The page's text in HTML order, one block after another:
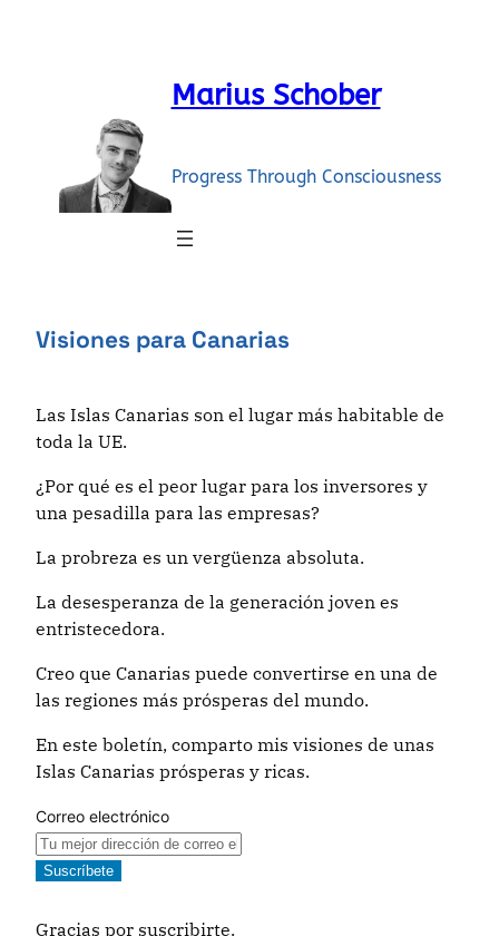
Marius Schober
Progress Through Consciousness
Visiones para Canarias
Las Islas Canarias son el lugar más habitable de
toda la UE.
¿Por qué es el peor lugar para los inversores y
una pesadilla para las empresas?
La probreza es un vergüenza absoluta.
La desesperanza de la generación joven es
entristecedora.
Creo que Canarias puede convertirse en una de
las regiones más prósperas del mundo.
En este boletín, comparto mis visiones de unas
Islas Canarias prósperas y ricas.
Correo electrónico
Suscríbete
Gracias por suscribirte.